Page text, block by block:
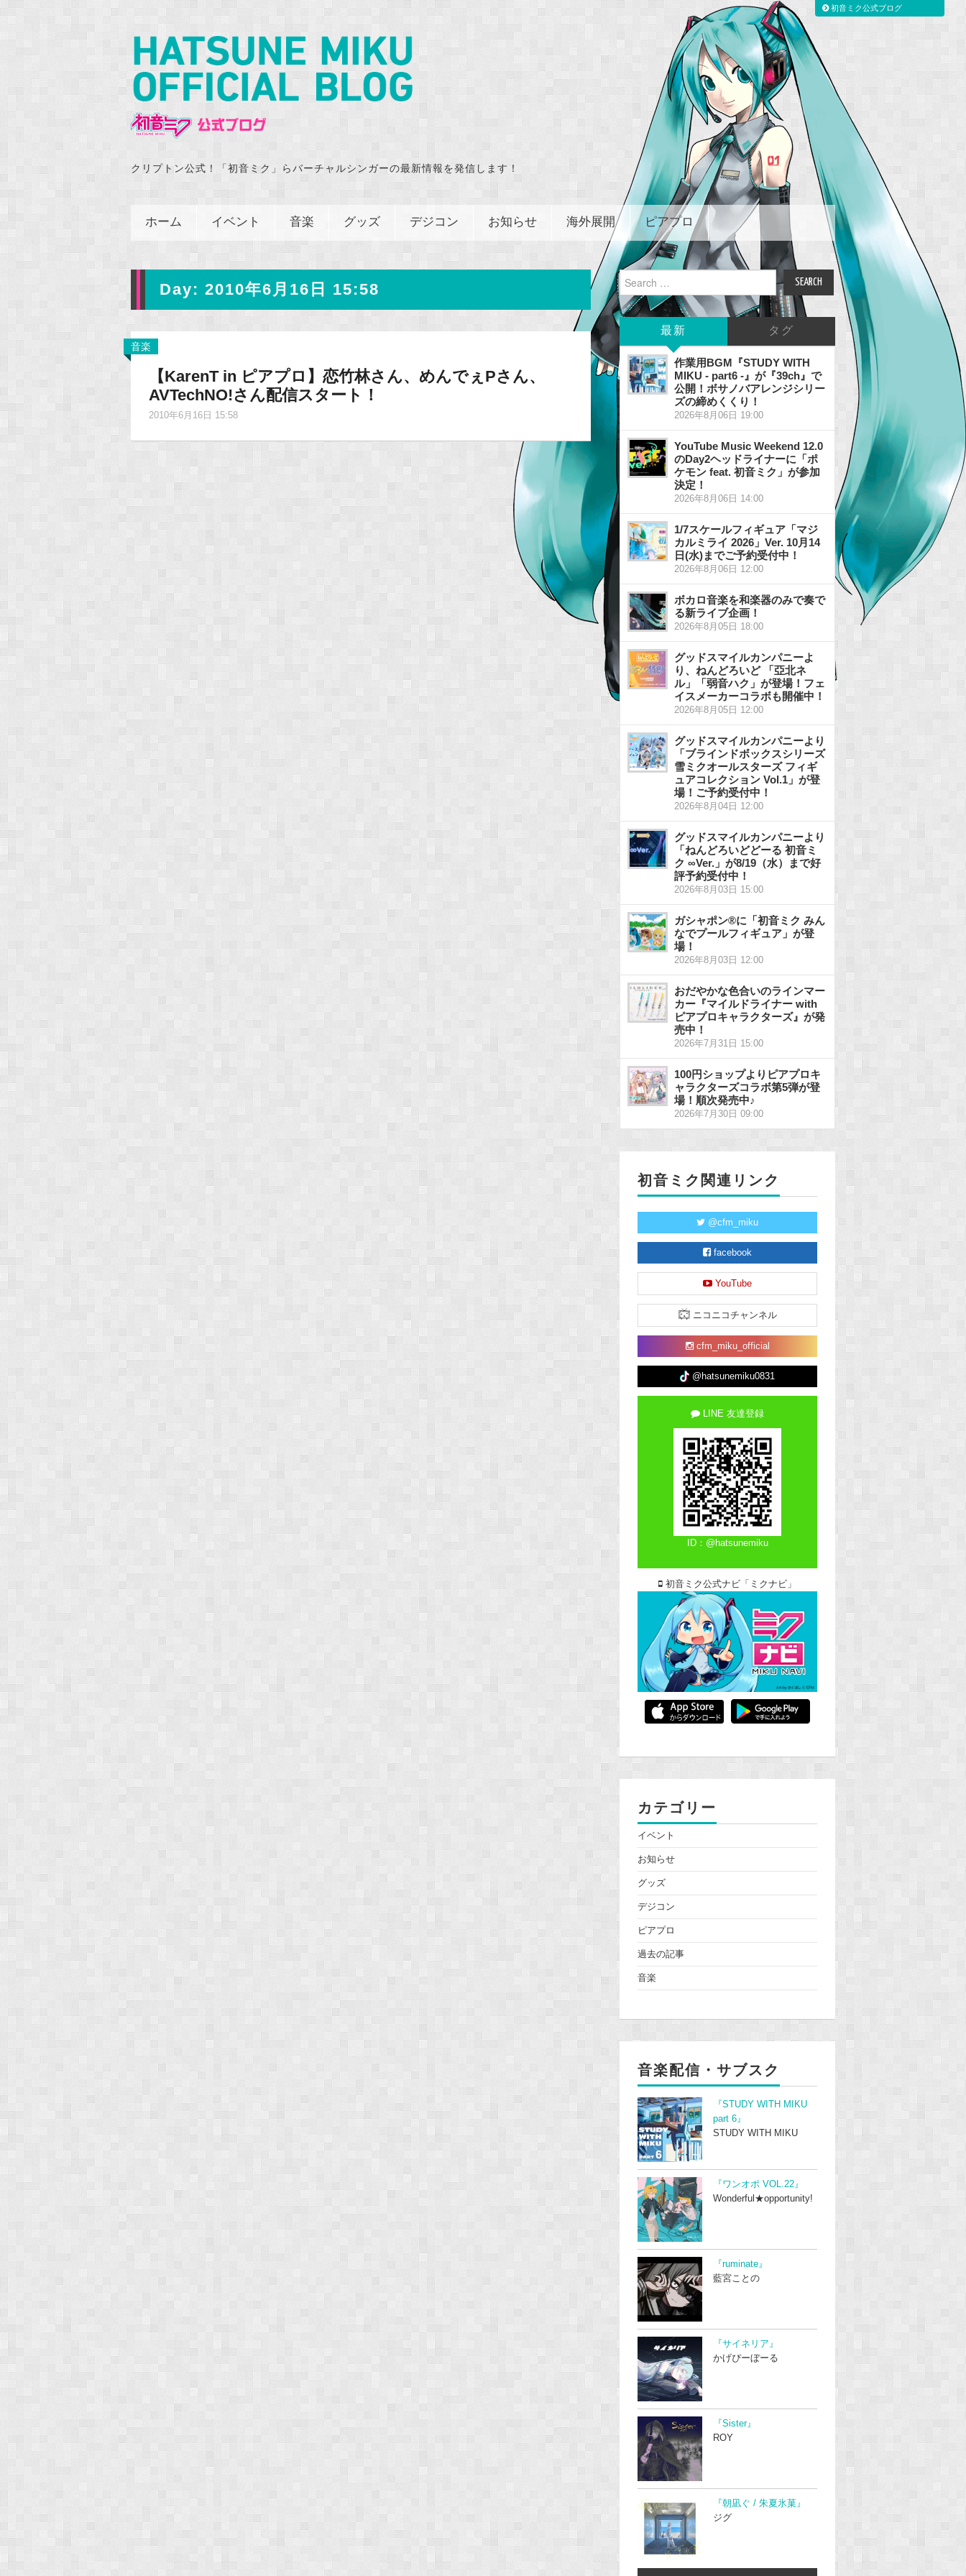
クリプトン公式！「初音ミク」らバーチャルシンガーの最新情報を発信します！
ホーム イベント 音楽 グッズ デジコン お知らせ 海外展開 ピアプロ
Day: 2010年6月16日 15:58
音楽
【KarenT in ピアプロ】恋竹林さん、めんでぇPさん、
AVTechNO!さん配信スタート！
2010年6月16日 15:58
Search
for:
最新 タグ
作業用BGM『STUDY WITH
MIKU - part6 -』が『39ch』で
公開！ボサノバアレンジシリー
ズの締めくくり！
2026年8月06日 19:00
YouTube Music Weekend 12.0
のDay2ヘッドライナーに「ポ
ケモン feat. 初音ミク」が参加
決定！
2026年8月06日 14:00
1/7スケールフィギュア「マジ
カルミライ 2026」Ver. 10月14
日(水)までご予約受付中！
2026年8月06日 12:00
ボカロ音楽を和楽器のみで奏で
る新ライブ企画！
2026年8月05日 18:00
グッドスマイルカンパニーよ
り、ねんどろいど 「亞北ネ
ル」「弱音ハク」が登場！フェ
イスメーカーコラボも開催中！
2026年8月05日 12:00
グッドスマイルカンパニーより
「ブラインドボックスシリーズ
雪ミクオールスターズ フィギ
ュアコレクション Vol.1」が登
場！ご予約受付中！
2026年8月04日 12:00
グッドスマイルカンパニーより
「ねんどろいどどーる 初音ミ
ク ∞Ver.」が8/19（水）まで好
評予約受付中！
2026年8月03日 15:00
ガシャポン®に「初音ミク みん
なでプールフィギュア」が登
場！
2026年8月03日 12:00
おだやかな色合いのラインマー
カー『マイルドライナー with
ピアプロキャラクターズ』が発
売中！
2026年7月31日 15:00
100円ショップよりピアプロキ
ャラクターズコラボ第5弾が登
場！順次発売中♪
2026年7月30日 09:00
初音ミク関連リンク
@cfm_miku
facebook
YouTube
ニコニコチャンネル
cfm_miku_official
@hatsunemiku0831
LINE 友達登録
ID：@hatsunemiku
初音ミク公式ナビ「ミクナビ」
カテゴリー
イベント
お知らせ
グッズ
デジコン
ピアプロ
過去の記事
音楽
音楽配信・サブスク
『STUDY WITH MIKU
part 6』
STUDY WITH MIKU
『ワンオポ VOL.22』
Wonderful★opportunity!
『ruminate』
藍宮ことの
『サイネリア』
かげぴーぼーる
『Sister』
ROY
『朝凪ぐ / 朱夏氷菓』
ジグ
初音ミク公式ブログ